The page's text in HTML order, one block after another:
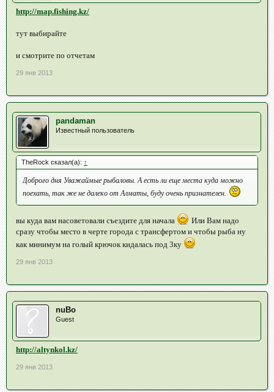
http://map.fishing.kz/
тут выбирайте
и смотрите по отчетам
29 янв 2013
pandaman
Известный пользователь
TheRock сказал(а): ↑
Доброго дня Уважаймые рыбаловы. А есть ли еще места куда можно
поехать, так же не далеко от Алматы, буду очень признателен.
вы куда вам насоветовали съездите для начала
Или Вам надо
сразу чтобы место в черте города с трансфертом и чтобы рыба ну
как минимум на голый крючок кидалась под 3ку
29 янв 2013
nuBo
Guest
http://altynkol.kz/
29 янв 2013